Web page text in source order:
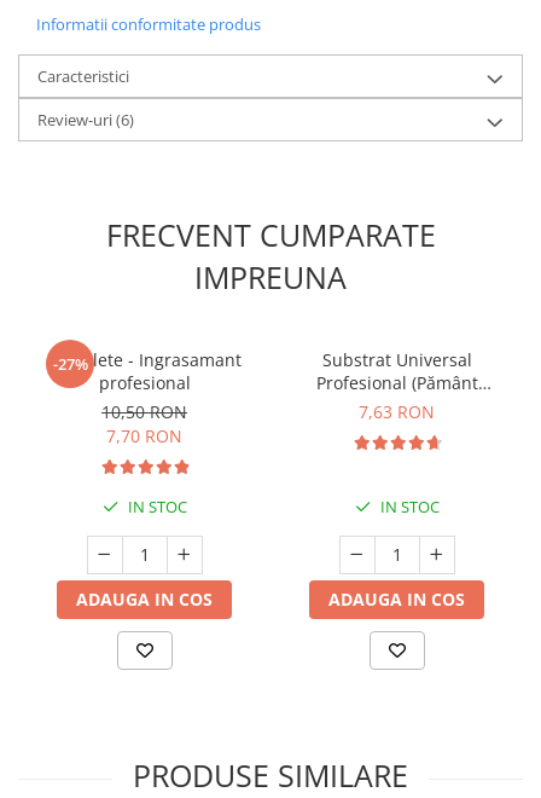
Informatii conformitate produs
Caracteristici
Review-uri(6)
FRECVENT CUMPARATE
IMPREUNA
-27%
5 Tablete - Ingrasamant
profesional
10,50 RON
7,70 RON
IN STOC
ADAUGA IN COS
Substrat Universal
Profesional (Pământ
Premium) - 5 L
7,63 RON
IN STOC
ADAUGA IN COS
PRODUSE SIMILARE